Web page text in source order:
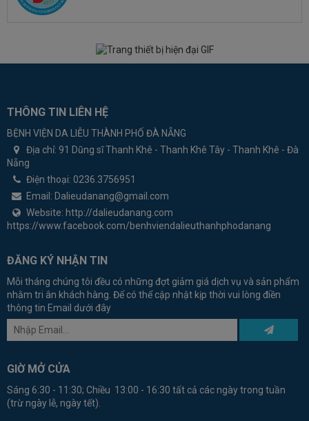
THÔNG TIN LIÊN HỆ
BỆNH VIỆN DA LIỄU THÀNH PHỐ ĐÀ NẴNG
Địa chỉ: 91 Dũng sĩ Thanh Khê - Thanh Khê Tây - Thanh Khê - Đà
Nẵng
Điện thoại: 0236.3756951
Email: Dalieudanang@gmail.com
Website: http://dalieudanang.com
https://www.facebook.com/benhviendalieuthanhphodanang
ĐĂNG KÝ NHẬN TIN
Mỗi tháng chúng tôi đều có những đợt giảm giá dịch vụ và sản phẩm
nhằm tri ân khách hàng. Để có thể cập nhật kịp thời vui lòng điền
thông tin Email dưới đây
GIỜ MỞ CỬA
Sáng 6:30 - 11:30; Chiều 13:00 - 16:30 tất cả các ngày trong tuần
(trừ ngày lễ, ngày tết).